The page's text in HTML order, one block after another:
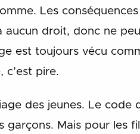
Les
aucun droit, donc ne
est toujours vécu
c’est pire.
des jeunes. Le code
Mais pour les